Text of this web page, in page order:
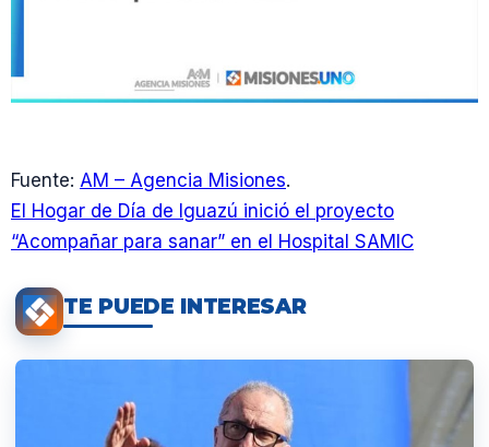
Fuente: AM – Agencia Misiones.
El Hogar de Día de Iguazú inició el proyecto
“Acompañar para sanar” en el Hospital SAMIC
TE PUEDE INTERESAR